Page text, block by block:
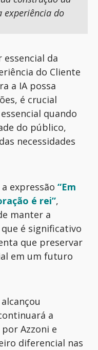
experiência do
essencial da
do Cliente
a IA possa
é crucial
quando
do público,
necessidades
expressão “Em
é rei”,
manter a
é significativo
que preservar
em um futuro
a
por Azzoni e
diferencial nas